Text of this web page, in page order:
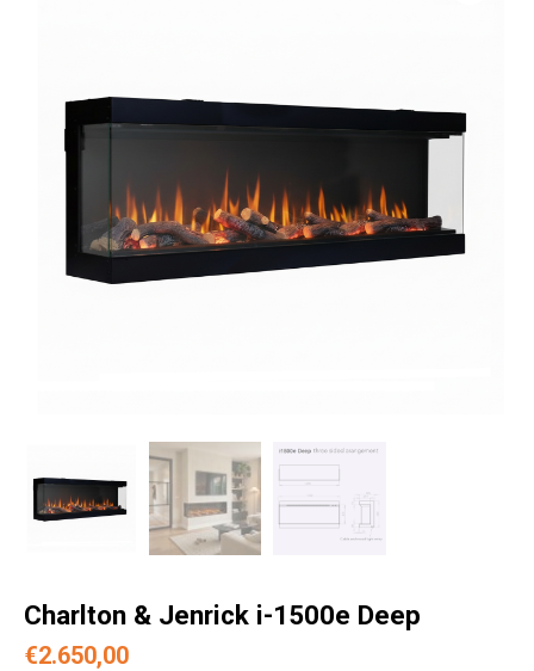
Charlton & Jenrick i-1500e Deep
€2.650,00